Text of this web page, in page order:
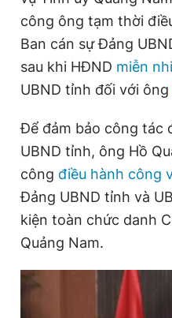
Thông tin tòa soạn
Đọc Thanh Niên trên
Theo dõi báo trên
Hotline
công ông tạm thời
Ban cán sự Đảng
sau khi HĐND miễn
UBND tỉnh đối với ông
Để đảm bảo công tác
UBND tỉnh, ông Hồ
công điều hành công
Đảng UBND tỉnh và
kiện toàn chức danh
Quảng Nam.